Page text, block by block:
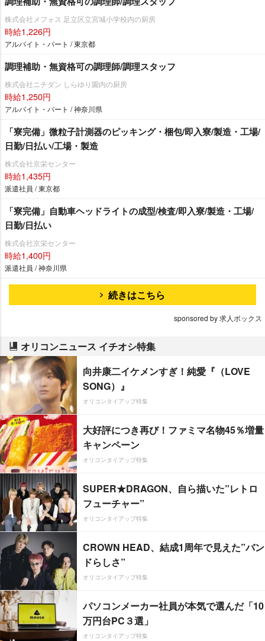
株式会社メフォス 足立区立宮城小学校内の厨房
時給1,226円
アルバイト・パート / 東京都
調理補助・無資格可の調理師/調理スタッフ
株式会社ニチダン しらゆり園内の厨房
時給1,250円
アルバイト・パート / 神奈川県
「寮完備」微粒子計測器のピッキング・梱包/即入寮/製造・工場/
日勤/日払い/工場・製造
株式会社京栄センター
時給1,435円
派遣社員 / 東京都
「寮完備」自動車ヘッドライトの成型/検査/即入寮/製造・工場/
日勤/日払い
株式会社京栄センター
時給1,400円
派遣社員 / 神奈川県
続きはこちら
sponsored by 求人ボックス
オリコンニュース イチオシ特集
向井康二イケメンすぎ！純愛『（LOVE
SONG）』
オリコンタイアップ特集
大好評につき再び！ファミマ名物45％増量
キャンペーン
オリコンタイアップ特集
SUPER★DRAGON、自ら描いた”レトロ
フューチャー”
オリコンタイアップ特集
CROWN HEAD、結成1周年で見えた”バン
ドらしさ”
オリコンタイアップ特集
パソコンメーカー社員が本気で選んだ「10
万円台PC３選」
オリコンタイアップ特集